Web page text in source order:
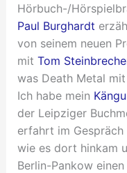
Hörbuch-/
Paul Burghardt
von seinem neuen
mit Tom
was Death Metal
Ich habe mein
der Leipziger
erfahrt im
wie es dort hinkam
Berlin-Pankow einen